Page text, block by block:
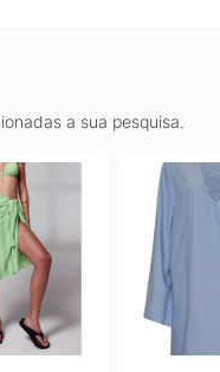
a sua pesquisa.